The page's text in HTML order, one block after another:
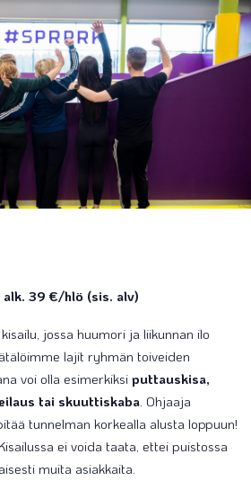
39 €/hlö (sis. alv)
jossa huumori ja liikunnan ilo
lajit ryhmän toiveiden
voi olla esimerkiksi puttauskisa,
tai skuuttiskaba. Ohjaaja
tunnelman korkealla alusta loppuun!
ei voida taata, ettei puistossa
muita asiakkaita.